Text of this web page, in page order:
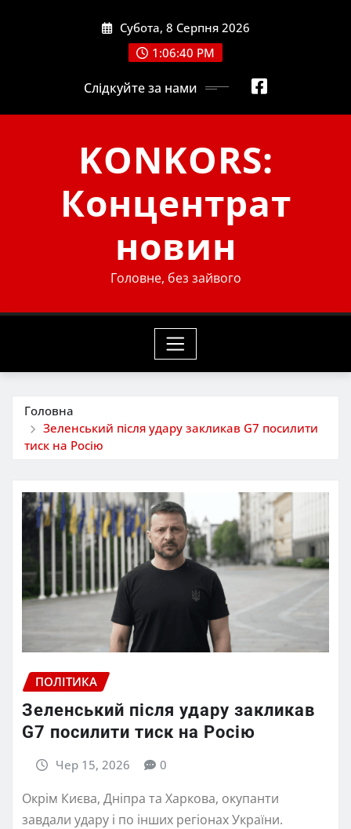
Субота, 8 Серпня 2026
1:06:40 PM
Слідкуйте за нами
KONKORS:
Концентрат
новин
Головне, без зайвого
Головна
Зеленський після удару закликав G7 посилити
тиск на Росію
ПОЛІТИКА
Зеленський після удару закликав
G7 посилити тиск на Росію
Чер 15, 2026 0
Окрім Києва, Дніпра та Харкова, окупанти
завдали удару і по інших регіонах України.